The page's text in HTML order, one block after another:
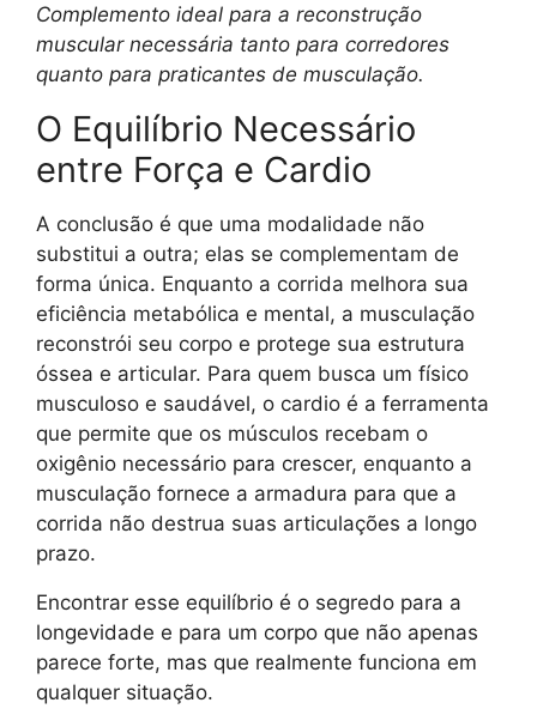
Complemento ideal para a reconstrução
muscular necessária tanto para corredores
quanto para praticantes de musculação.
O Equilíbrio Necessário
entre Força e Cardio
A conclusão é que uma modalidade não
substitui a outra; elas se complementam de
forma única. Enquanto a corrida melhora sua
eficiência metabólica e mental, a musculação
reconstrói seu corpo e protege sua estrutura
óssea e articular. Para quem busca um físico
musculoso e saudável, o cardio é a ferramenta
que permite que os músculos recebam o
oxigênio necessário para crescer, enquanto a
musculação fornece a armadura para que a
corrida não destrua suas articulações a longo
prazo.
Encontrar esse equilíbrio é o segredo para a
longevidade e para um corpo que não apenas
parece forte, mas que realmente funciona em
qualquer situação.